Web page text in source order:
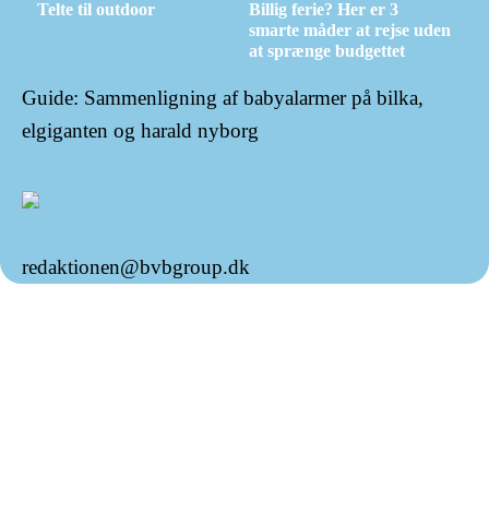
Telte til outdoor
Billig ferie? Her er 3
smarte måder at rejse uden
at sprænge budgettet
Guide: Sammenligning af babyalarmer på bilka,
elgiganten og harald nyborg
redaktionen@bvbgroup.dk